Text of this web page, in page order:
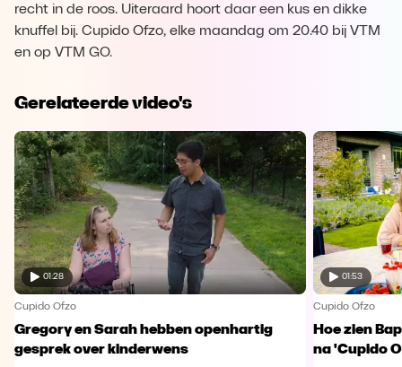
recht in de roos. Uiteraard hoort daar een kus en dikke
knuffel bij. Cupido Ofzo, elke maandag om 20.40 bij VTM
en op VTM GO.
Gerelateerde video's
01:28
Cupido Ofzo
Gregory en Sarah hebben openhartig
gesprek over kinderwens
01:53
Cupido Ofzo
Hoe zien
na 'Cupido